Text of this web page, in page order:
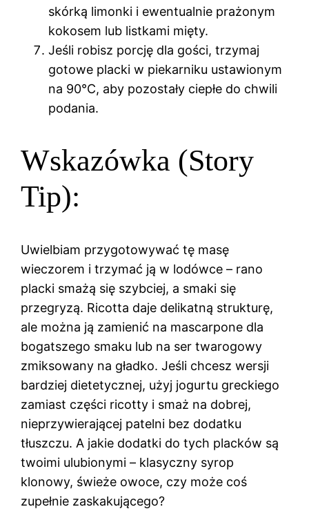
skórką limonki i ewentualnie prażonym
kokosem lub listkami mięty.
Jeśli robisz porcję dla gości, trzymaj
gotowe placki w piekarniku ustawionym
na 90°C, aby pozostały ciepłe do chwili
podania.
Wskazówka (Story
Tip):
Uwielbiam przygotowywać tę masę
wieczorem i trzymać ją w lodówce – rano
placki smażą się szybciej, a smaki się
przegryzą. Ricotta daje delikatną strukturę,
ale można ją zamienić na mascarpone dla
bogatszego smaku lub na ser twarogowy
zmiksowany na gładko. Jeśli chcesz wersji
bardziej dietetycznej, użyj jogurtu greckiego
zamiast części ricotty i smaż na dobrej,
nieprzywierającej patelni bez dodatku
tłuszczu. A jakie dodatki do tych placków są
twoimi ulubionymi – klasyczny syrop
klonowy, świeże owoce, czy może coś
zupełnie zaskakującego?